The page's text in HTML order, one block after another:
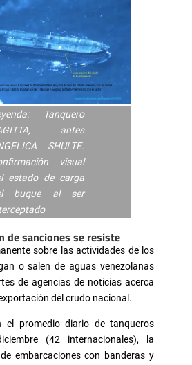
Tanquero
antes
SHULTE.
visual
estado de carga
buque al ser
de sanciones se resiste
sobre las actividades de los
o salen de aguas venezolanas
de agencias de noticias acerca
del crudo nacional.
el promedio diario de tanqueros
(42 internacionales), la
embarcaciones con banderas y